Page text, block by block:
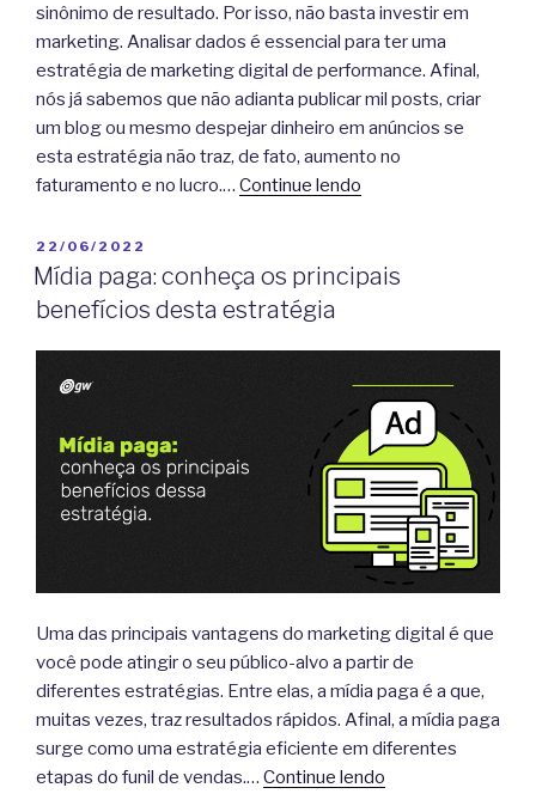
sinônimo de resultado. Por isso, não basta investir em
marketing. Analisar dados é essencial para ter uma
estratégia de marketing digital de performance. Afinal,
nós já sabemos que não adianta publicar mil posts, criar
um blog ou mesmo despejar dinheiro em anúncios se
esta estratégia não traz, de fato, aumento no
faturamento e no lucro.… Continue lendo
PUBLICADO
EM
22/06/2022
Mídia paga: conheça os principais
benefícios desta estratégia
Uma das principais vantagens do marketing digital é que
você pode atingir o seu público-alvo a partir de
diferentes estratégias. Entre elas, a mídia paga é a que,
muitas vezes, traz resultados rápidos. Afinal, a mídia paga
surge como uma estratégia eficiente em diferentes
etapas do funil de vendas.… Continue lendo